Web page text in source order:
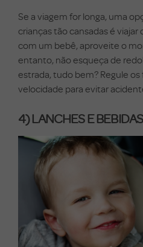
Se a viagem for longa, uma
crianças tão cansadas é
com um bebê, aproveite o
entanto, não esqueça de
estrada, tudo bem? Regule os
velocidade para evitar
4) LANCHES E BEBIDAS